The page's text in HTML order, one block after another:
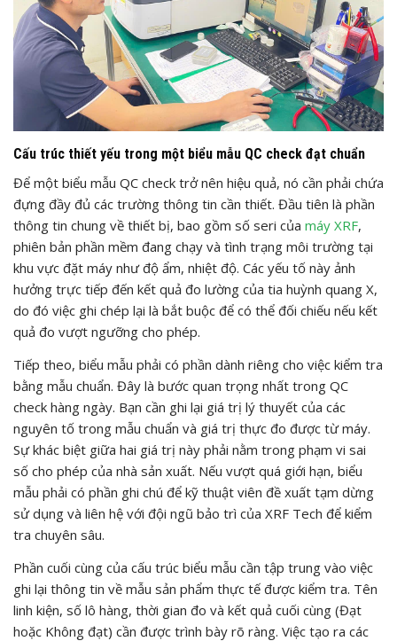
Cấu trúc thiết yếu trong một biểu mẫu QC check đạt chuẩn
Để một biểu mẫu QC check trở nên hiệu quả, nó cần phải chứa
đựng đầy đủ các trường thông tin cần thiết. Đầu tiên là phần
thông tin chung về thiết bị, bao gồm số seri của máy XRF,
phiên bản phần mềm đang chạy và tình trạng môi trường tại
khu vực đặt máy như độ ẩm, nhiệt độ. Các yếu tố này ảnh
hưởng trực tiếp đến kết quả đo lường của tia huỳnh quang X,
do đó việc ghi chép lại là bắt buộc để có thể đối chiếu nếu kết
quả đo vượt ngưỡng cho phép.
Tiếp theo, biểu mẫu phải có phần dành riêng cho việc kiểm tra
bằng mẫu chuẩn. Đây là bước quan trọng nhất trong QC
check hàng ngày. Bạn cần ghi lại giá trị lý thuyết của các
nguyên tố trong mẫu chuẩn và giá trị thực đo được từ máy.
Sự khác biệt giữa hai giá trị này phải nằm trong phạm vi sai
số cho phép của nhà sản xuất. Nếu vượt quá giới hạn, biểu
mẫu phải có phần ghi chú để kỹ thuật viên đề xuất tạm dừng
sử dụng và liên hệ với đội ngũ bảo trì của XRF Tech để kiểm
tra chuyên sâu.
Phần cuối cùng của cấu trúc biểu mẫu cần tập trung vào việc
ghi lại thông tin về mẫu sản phẩm thực tế được kiểm tra. Tên
linh kiện, số lô hàng, thời gian đo và kết quả cuối cùng (Đạt
hoặc Không đạt) cần được trình bày rõ ràng. Việc tạo ra các